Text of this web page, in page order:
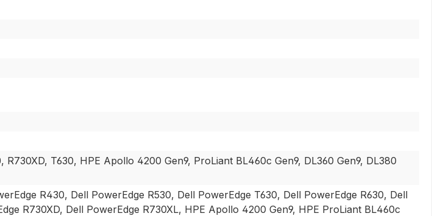
T630, HPE Apollo 4200 Gen9, ProLiant BL460c Gen9, DL360 Gen9, DL380
R430, Dell PowerEdge R530, Dell PowerEdge T630, Dell PowerEdge R630, Dell
R730XD, Dell PowerEdge R730XL, HPE Apollo 4200 Gen9, HPE ProLiant BL460c